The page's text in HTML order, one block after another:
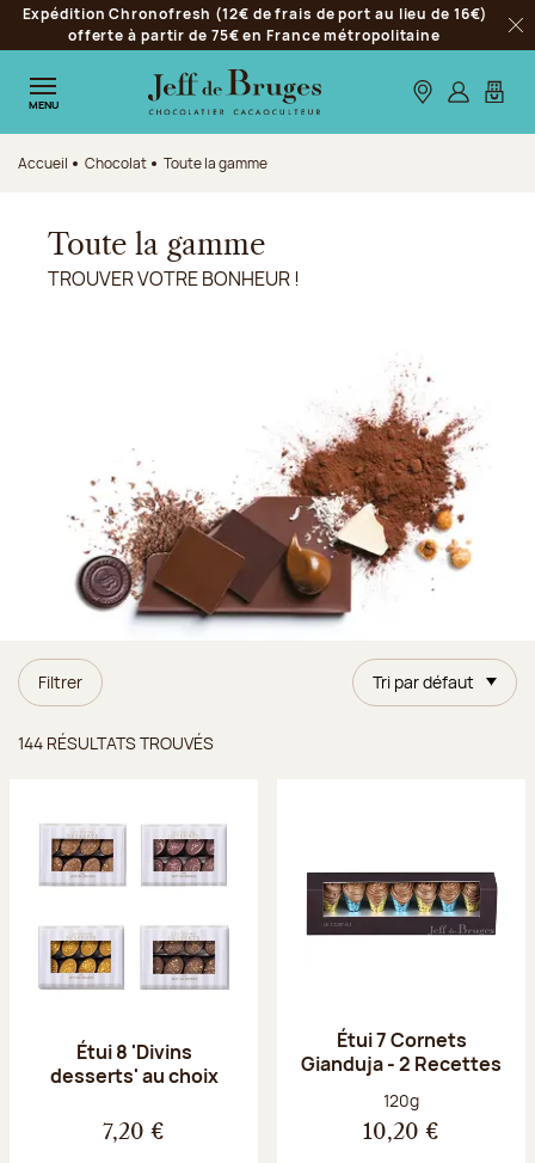
Aller à la navigation
Aller au contenu principal
Aller au pied de page
Expédition Chronofresh (12€ de frais de port au lieu de 16€)
offerte à partir de 75€ en France métropolitaine
MENU Nos boutiques
S’identifier
Mon
Accueil Chocolat Toute la gamme
Toute la gamme
TROUVER VOTRE BONHEUR !
Filtrer Tri par défaut
144 RÉSULTATS TROUVÉS
Étui 8 'Divins
desserts' au choix
7,20 €
Étui 7 Cornets
Gianduja - 2 Recettes
Poids net :
120g
10,20 €